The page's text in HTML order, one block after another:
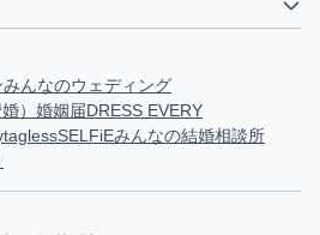
みんなのウェディング
） 婚姻届DRESS EVERY
taglessSELFiEみんなの結婚相談所